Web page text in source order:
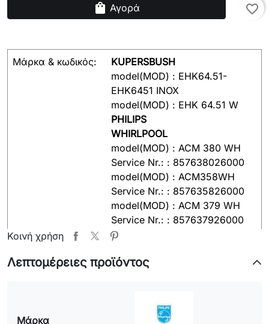
shopping_bag Αγορά favorite_border
Μάρκα & κωδικός:
KUPERSBUSH
model(MOD) : EHK64.51-
EHK6451 INOX
model(MOD) : EHK 64.51 W
PHILIPS
WHIRLPOOL
model(MOD) : ACM 380 WH
Service Nr.: : 857638026000
model(MOD) : ACM358WH
Service Nr.: : 857635826000
model(MOD) : ACM 379 WH
Service Nr.: : 857637926000
model(MOD) : ACM 382 WH
model(MOD) : ACM 349/IX
Service Nr.: : 857635826010
DELONGHI
Κοινή χρήση
Λεπτομέρειες προϊόντος
Μάρκα